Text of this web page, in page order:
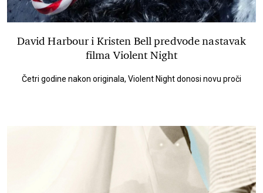
David Harbour i Kristen Bell predvode nastavak
filma Violent Night
Četri godine nakon originala, Violent Night donosi novu proči